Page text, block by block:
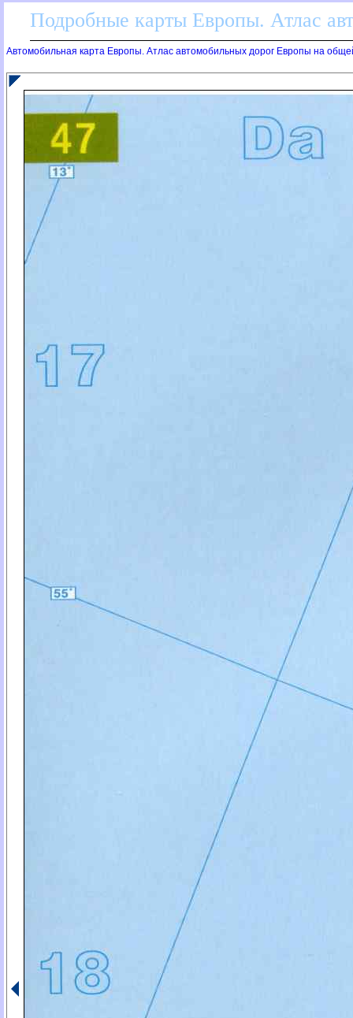
Подробные карты Европы. Атлас
Автомобильная карта Европы. Атлас автомобильных дорог Европы на